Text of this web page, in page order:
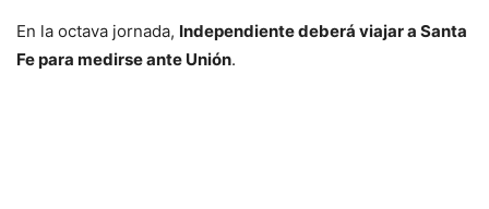
En la octava jornada, Independiente deberá viajar a Santa
Fe para medirse ante Unión.